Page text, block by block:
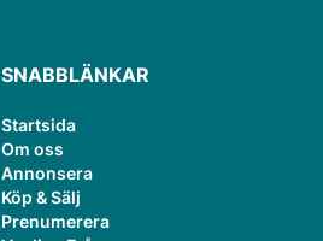
SNABBLÄNKAR
Startsida
Om oss
Annonsera
Köp & Sälj
Prenumerera